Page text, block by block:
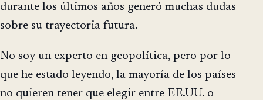
durante los últimos años generó muchas dudas
sobre su trayectoria futura.
No soy un experto en geopolítica, pero por lo
que he estado leyendo, la mayoría de los países
no quieren tener que elegir entre EE.UU. o